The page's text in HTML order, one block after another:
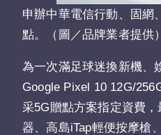
申辦中華電信行動、固網
點。（圖／品牌業者提供）
為一次滿足球迷換新機、
Google Pixel 10 12G/
采5G贈點方案指定資費
器、高島iTap輕便按摩槍